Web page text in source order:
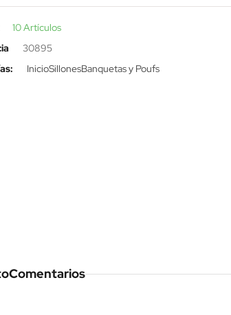
10 Artículos
30895
InicioSillonesBanquetas y Poufs
Comentarios